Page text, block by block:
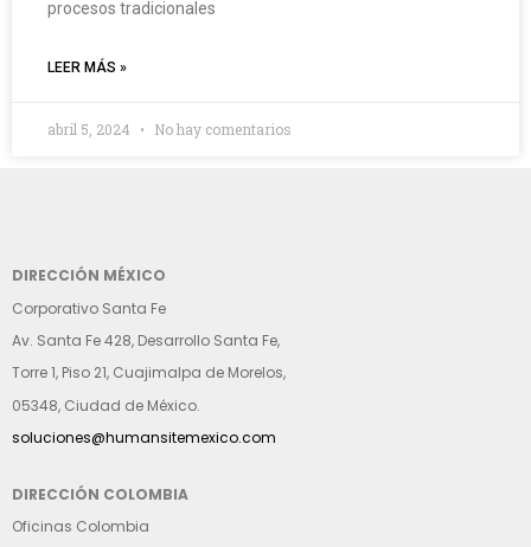
procesos tradicionales
LEER MÁS »
abril 5, 2024 No hay comentarios
DIRECCIÓN MÉXICO
Corporativo Santa Fe
Av. Santa Fe 428, Desarrollo Santa Fe,
Torre 1, Piso 21, Cuajimalpa de Morelos,
05348, Ciudad de México.
soluciones@humansitemexico.com
DIRECCIÓN COLOMBIA
Oficinas Colombia